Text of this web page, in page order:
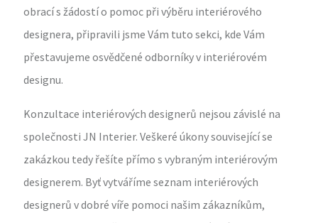
obrací s žádostí o pomoc při výběru interiérového
designera, připravili jsme Vám tuto sekci, kde Vám
přestavujeme osvědčené odborníky v interiérovém
designu.
Konzultace interiérových designerů nejsou závislé na
společnosti JN Interier. Veškeré úkony související se
zakázkou tedy řešíte přímo s vybraným interiérovým
designerem. Byť vytváříme seznam interiérových
designerů v dobré víře pomoci našim zákazníkům,